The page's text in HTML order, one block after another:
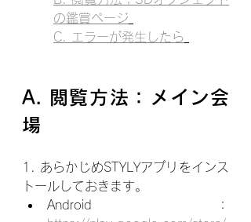
の鑑賞ページ
C. エラーが発生したら
A. 閲覧方法：メイン会
場
1. あらかじめSTYLYアプリをインス
トールしておきます。
Android：